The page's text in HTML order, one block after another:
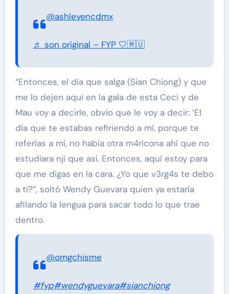
@ashleyencdmx
♬ son original – FYP 🤍🇲🇺
“Entonces, el día que salga (Sian Chiong) y que
me lo dejen aquí en la gala de esta Ceci y de
Mau voy a decirle, obvio que le voy a decir: ‘El
día que te estabas refiriendo a mí, porque te
referías a mí, no había otra m4ricona ahí que no
estudiara nji que así. Entonces, aquí estoy para
que me digas en la cara. ¿Yo que v3rg4s te debo
a ti?”, soltó Wendy Guevara quien ya estaría
afilando la lengua para sacar todo lo que trae
dentro.
@omgchisme
#fyp#wendyguevara#sianchiong